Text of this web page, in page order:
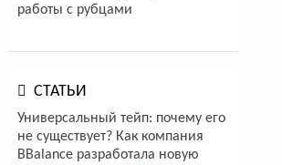
работы с рубцами
СТАТЬИ
Универсальный тейп: почему его
не существует? Как компания
BBalance разработала новую